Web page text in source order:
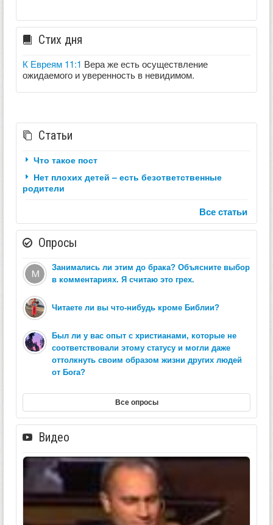
Стих дня
К Евреям 11:1 Вера же есть осуществление
ожидаемого и уверенность в невидимом.
Статьи
Что такое пост
Нет плохих детей – есть безответственные
родители
Все статьи
Опросы
Занимались ли этим до брака? Объясните выбор
в комментариях. Я считаю это грех.
Читаете ли вы что-нибудь кроме Библии?
Был ли у вас опыт с христианами, которые не
соответствовали этому статусу и могли даже
оттолкнуть своим образом жизни других людей
от Бога?
Все опросы
Видео